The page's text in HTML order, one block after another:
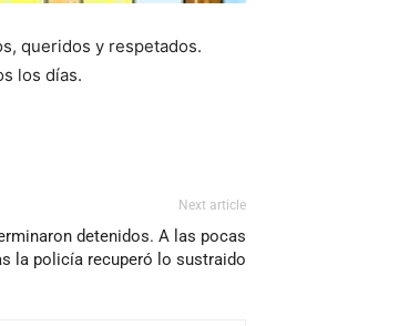
queridos y respetados.
los días.
Next article
detenidos. A las pocas
la policía recuperó lo sustraido